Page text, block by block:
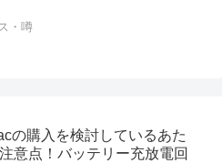
・噂
の購入を検討しているあた
意点！バッテリー充放電回